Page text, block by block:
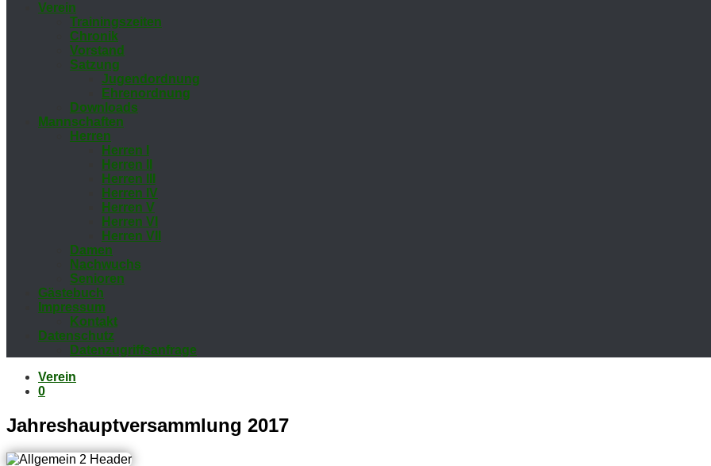
Ver­ein
Trai­nings­zei­ten
Chro­nik
Vor­stand
Sat­zung
Ju­gend­ord­nung
Eh­ren­ord­nung
Down­loads
Mann­schaf­ten
Her­ren
Her­ren I
Her­ren II
Her­ren III
Her­ren IV
Her­ren V
Her­ren VI
Her­ren VII
Da­men
Nach­wuchs
Se­nio­ren
Gäs­te­buch
Im­pres­sum
Kon­takt
Da­ten­schutz
Da­ten­zu­griffs­an­fra­ge
Verein
0
Jah­res­haupt­ver­samm­lung 2017